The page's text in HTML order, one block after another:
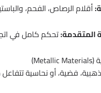
أقلام الرصاص، الفحم،
المتقدمة:تحكم كامل في
فضية، أو نحاسية